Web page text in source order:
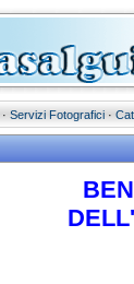
· Servizi Fotografici ·